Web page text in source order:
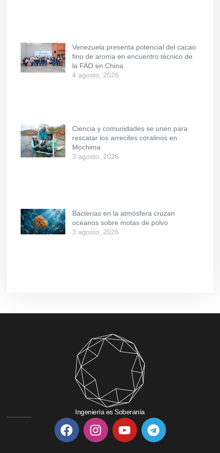
Venezuela presenta potencial del cacao
fino de aroma en encuentro técnico de
la FAO en China
4 agosto, 2026
Ciencia y comunidades se unen para
rescatar los arrecifes coralinos en
Mochima
3 agosto, 2026
Bacterias en la atmósfera cruzan
océanos sobre motas de polvo
3 agosto, 2026
Ingeniería es Soberanía